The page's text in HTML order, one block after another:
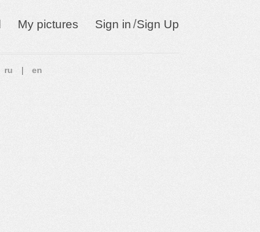
My pictures Sign in/Sign Up
ru en